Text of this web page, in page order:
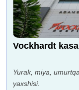
Vockhardt
Yurak, miya,
yaxshisi.